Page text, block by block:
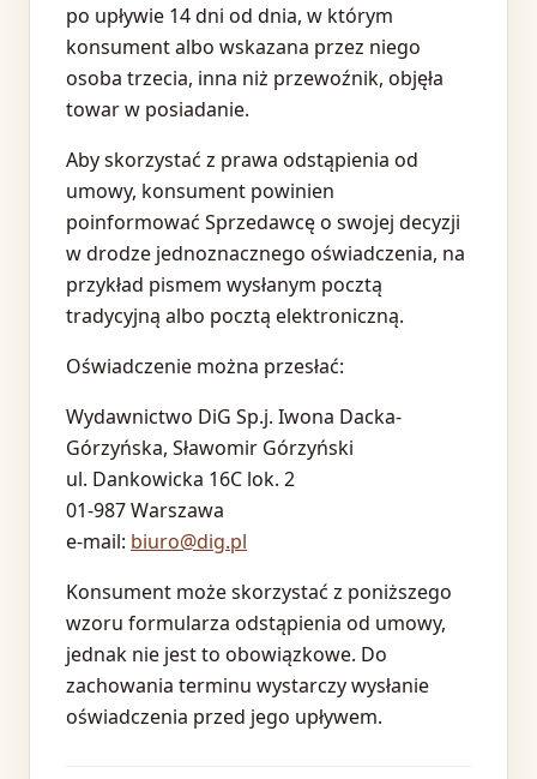
po upływie 14 dni od dnia, w którym
konsument albo wskazana przez niego
osoba trzecia, inna niż przewoźnik, objęła
towar w posiadanie.
Aby skorzystać z prawa odstąpienia od
umowy, konsument powinien
poinformować Sprzedawcę o swojej decyzji
w drodze jednoznacznego oświadczenia, na
przykład pismem wysłanym pocztą
tradycyjną albo pocztą elektroniczną.
Oświadczenie można przesłać:
Wydawnictwo DiG Sp.j. Iwona Dacka-
Górzyńska, Sławomir Górzyński
ul. Dankowicka 16C lok. 2
01-987 Warszawa
e-mail: biuro@dig.pl
Konsument może skorzystać z poniższego
wzoru formularza odstąpienia od umowy,
jednak nie jest to obowiązkowe. Do
zachowania terminu wystarczy wysłanie
oświadczenia przed jego upływem.